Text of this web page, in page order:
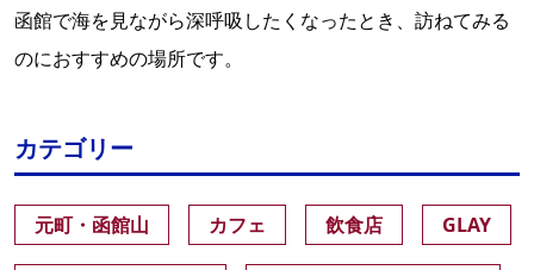
函館で海を見ながら深呼吸したくなったとき、訪ねてみる
のにおすすめの場所です。
カテゴリー
元町・函館山 カフェ 飲食店 GLAY